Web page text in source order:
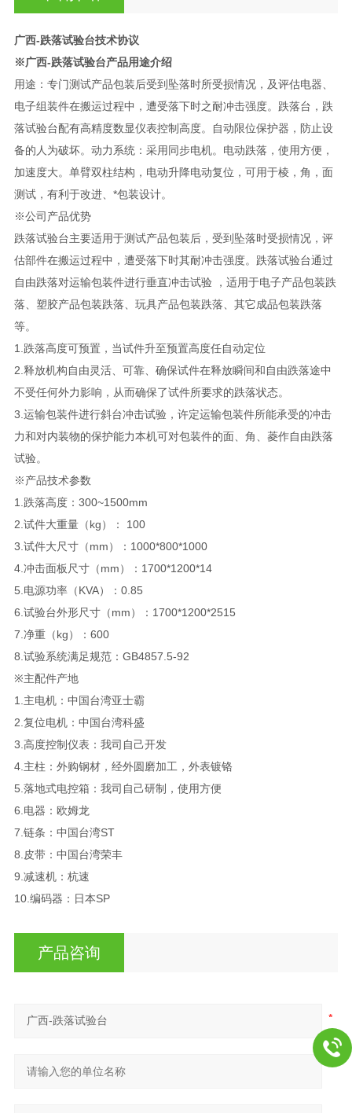
广西-跌落试验台技术协议
※广西-跌落试验台产品用途介绍
用途：专门测试产品包装后受到坠落时所受损情况，及评估电器、
电子组装件在搬运过程中，遭受落下时之耐冲击强度。跌落台，跌
落试验台配有高精度数显仪表控制高度。自动限位保护器，防止设
备的人为破坏。动力系统：采用同步电机。电动跌落，使用方便，
加速度大。单臂双柱结构，电动升降电动复位，可用于棱，角，面
测试，有利于改进、*包装设计。
※公司产品优势
跌落试验台主要适用于测试产品包装后，受到坠落时受损情况，评
估部件在搬运过程中，遭受落下时其耐冲击强度。跌落试验台通过
自由跌落对运输包装件进行垂直冲击试验 ，适用于电子产品包装跌
落、塑胶产品包装跌落、玩具产品包装跌落、其它成品包装跌落
等。
1.跌落高度可预置，当试件升至预置高度任自动定位
2.释放机构自由灵活、可靠、确保试件在释放瞬间和自由跌落途中
不受任何外力影响，从而确保了试件所要求的跌落状态。
3.运输包装件进行斜台冲击试验，许定运输包装件所能承受的冲击
力和对内装物的保护能力本机可对包装件的面、角、菱作自由跌落
试验。
※产品技术参数
1.跌落高度：300~1500mm
2.试件大重量（kg）： 100
3.试件大尺寸（mm）：1000*800*1000
4.冲击面板尺寸（mm）：1700*1200*14
5.电源功率（KVA）：0.85
6.试验台外形尺寸（mm）：1700*1200*2515
7.净重（kg）：600
8.试验系统满足规范：GB4857.5-92
※主配件产地
1.主电机：中国台湾亚士霸
2.复位电机：中国台湾科盛
3.高度控制仪表：我司自己开发
4.主柱：外购钢材，经外圆磨加工，外表镀铬
5.落地式电控箱：我司自己研制，使用方便
6.电器：欧姆龙
7.链条：中国台湾ST
8.皮带：中国台湾荣丰
9.减速机：杭速
10.编码器：日本SP
产品咨询